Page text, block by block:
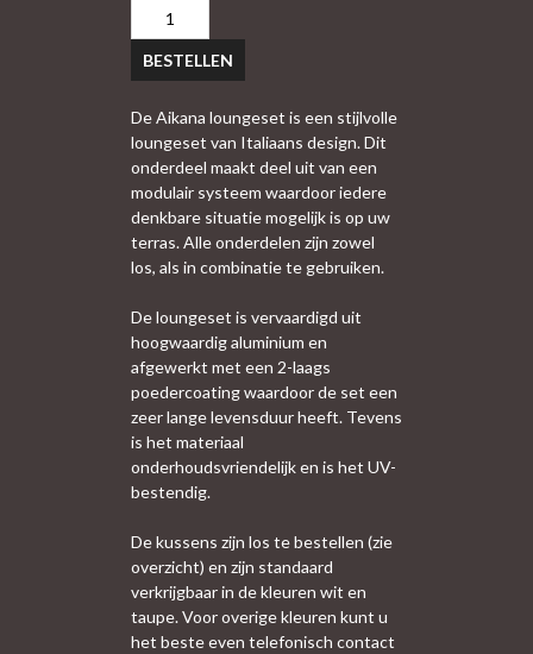
BESTELLEN
De Aikana loungeset is een stijlvolle
loungeset van Italiaans design. Dit
onderdeel maakt deel uit van een
modulair systeem waardoor iedere
denkbare situatie mogelijk is op uw
terras. Alle onderdelen zijn zowel
los, als in combinatie te gebruiken.
De loungeset is vervaardigd uit
hoogwaardig aluminium en
afgewerkt met een 2-laags
poedercoating waardoor de set een
zeer lange levensduur heeft. Tevens
is het materiaal
onderhoudsvriendelijk en is het UV-
bestendig.
De kussens zijn los te bestellen (zie
overzicht) en zijn standaard
verkrijgbaar in de kleuren wit en
taupe. Voor overige kleuren kunt u
het beste even telefonisch contact